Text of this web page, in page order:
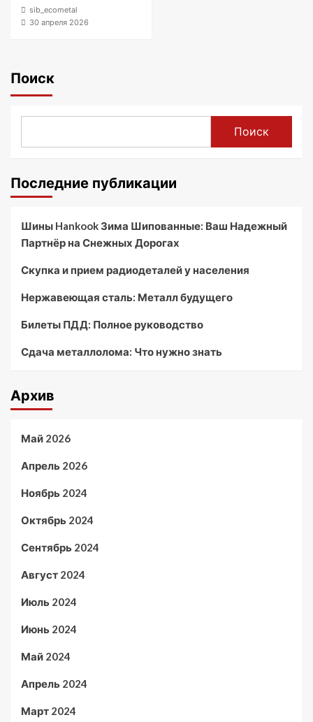
sib_ecometal
30 апреля 2026
Поиск
Поиск
Последние публикации
Шины Hankook Зима Шипованные: Ваш Надежный
Партнёр на Снежных Дорогах
Скупка и прием радиодеталей у населения
Нержавеющая сталь: Металл будущего
Билеты ПДД: Полное руководство
Сдача металлолома: Что нужно знать
Архив
Май 2026
Апрель 2026
Ноябрь 2024
Октябрь 2024
Сентябрь 2024
Август 2024
Июль 2024
Июнь 2024
Май 2024
Апрель 2024
Март 2024